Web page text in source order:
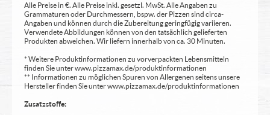
Alle Preise in €. Alle Preise inkl. gesetzl. MwSt. Alle Angaben zu
Grammaturen oder Durchmessern, bspw. der Pizzen sind circa-
Angaben und können durch die Zubereitung geringfügig variieren.
Verwendete Abbildungen können von den tatsächlich gelieferten
Produkten abweichen. Wir liefern innerhalb von ca. 30 Minuten.
* Weitere Produktinformationen zu vorverpackten Lebensmitteln
finden Sie unter www.pizzamax.de/produktinformationen
** Informationen zu möglichen Spuren von Allergenen seitens unsere
Hersteller finden Sie unter www.pizzamax.de/produktinformationen
Zusatzstoffe: